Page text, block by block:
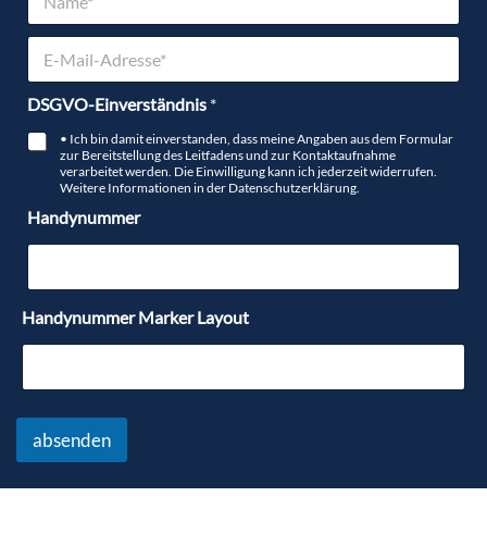
m
E
M
a
i
l
d
r
e
s
e
DSGVO-Einverständnis *
• Ich bin damit einverstanden, dass meine Angaben aus dem Formular
zur Bereitstellung des Leitfadens und zur Kontaktaufnahme
verarbeitet werden. Die Einwilligung kann ich jederzeit widerrufen.
Weitere Informationen in der Datenschutzerklärung.
Handynummer
Handynummer Marker Layout
absenden